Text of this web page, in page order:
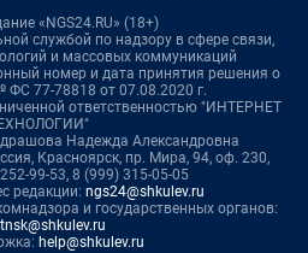
«NGS24.RU» (18+)
службой по надзору в сфере связи,
и массовых коммуникаций
номер и дата принятия решения о
ФС 77-78818 от 07.08.2020 г.
ответственностью "ИНТЕРНЕТ
Надежда Александровна
Красноярск, пр. Мира, 94, оф. 230,
99-53, 8 (999) 315-05-05
редакции: ngs24@shkulev.ru
и государственных органов:
help@shkulev.ru